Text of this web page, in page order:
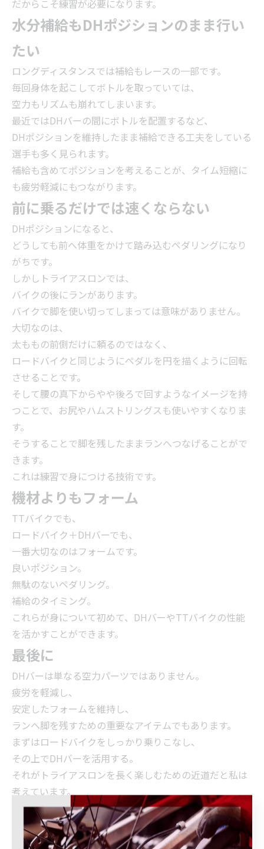
だからこそ練習が必要になります。
水分補給もDHポジションのまま行い
たい
ロングディスタンスでは補給もレースの一部です。
毎回身体を起こしてボトルを取っていては、
空力もリズムも崩れてしまいます。
最近ではDHバーの間にボトルを配置するなど、
DHポジションを維持したまま補給できる工夫をしている
選手も多く見られます。
補給も含めてポジションを考えることが、タイム短縮に
も疲労軽減にもつながります。
前に乗るだけでは速くならない
DHポジションになると、
どうしても前へ体重をかけて踏み込むペダリングになり
がちです。
しかしトライアスロンでは、
バイクの後にランがあります。
バイクで脚を使い切ってしまっては意味がありません。
大切なのは、
太ももの前側だけに頼るのではなく、
ロードバイクと同じようにペダルを円を描くように回転
させることです。
そして腰の真下からやや後ろで回すようなイメージを持
つことで、お尻やハムストリングスも使いやすくなりま
す。
そうすることで脚を残したままランへつなげることがで
きます。
これは練習で身につける技術です。
機材よりもフォーム
TTバイクでも、
ロードバイク＋DHバーでも、
一番大切なのはフォームです。
良いポジション。
無駄のないペダリング。
補給のタイミング。
これらが身について初めて、DHバーやTTバイクの性能
を活かすことができます。
最後に
DHバーは単なる空力パーツではありません。
疲労を軽減し、
安定したフォームを維持し、
ランへ脚を残すための重要なアイテムでもあります。
まずはロードバイクをしっかり乗りこなし、
その上でDHバーを活用する。
それがトライアスロンを長く楽しむための近道だと私は
考えています。
POWER-KIDSではDHバーの取付だけでなく、ポジション
調整やペダリングのご相談も承っております。
「TTバイクを買う前に一度相談してみたい。」